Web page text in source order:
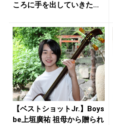
ころに手を出していきた...
【ベストショットJr.】Boys
be上垣廣祐 祖母から贈られ